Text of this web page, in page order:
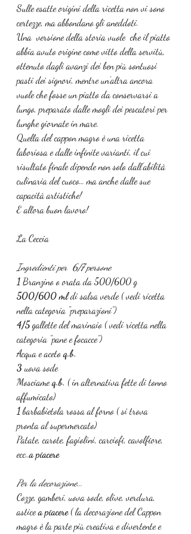
Sulle esatte origini della ricetta non vi sono
certezze, ma abbondano gli aneddoti.
Una  versione della storia vuole  che il piatto
abbia avuto origine come vitto della servitù,
ottenuto dagli avanzi dei ben più sontuosi
pasti dei signori, mentre un’altra ancora
vuole che fosse un piatto da conservarsi a
lungo, preparato dalle mogli dei pescatori per
lunghe giornate in mare.
Quella del cappon magro è una ricetta
laboriosa e dalle infinite varianti, il cui
risultato finale dipende non solo dall’abilità
culinaria del cuoco… ma anche dalle sue
capacità artistiche!
E allora buon lavoro!
La Ceccia
Ingredienti per  6/7 persone
1 Branzino o orata da 500/600 g
500/600 ml di salsa verde ( vedi ricetta
nella categoria "preparazioni")
4/5 gallette del marinaio ( vedi ricetta nella
categoria "pane e focacce")
Acqua e aceto q.b.
3 uova sode
Mosciame q.b. ( in alternativa fette di tonno
affumicato)
1 barbabietola rossa al forno ( si trova
pronta al supermercato)
Patate, carote, fagiolini, carciofi, cavolfiore,
ecc..a piacere
Per la decorazione...
Cozze, gamberi, uova sode, olive, verdura,
astice a piacere ( la decorazione del Cappon
magro è la parte più creativa e divertente e